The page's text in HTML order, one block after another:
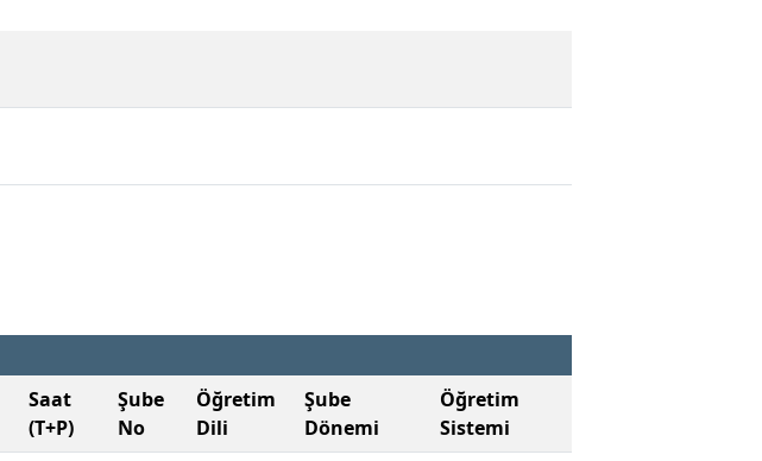
Saat
(T+P)
Şube
No
Öğretim
Dili
Şube
Dönemi
Öğretim
Sistemi